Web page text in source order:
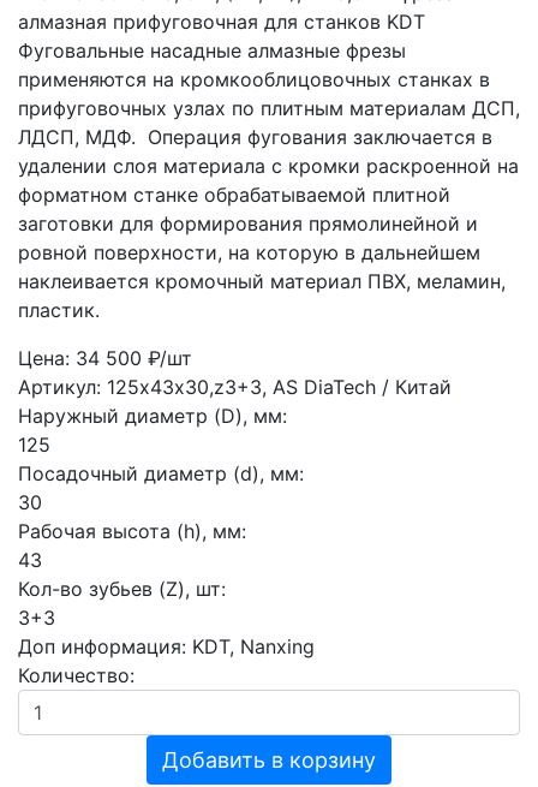
алмазная прифуговочная для станков KDT
Фуговальные насадные алмазные фрезы
применяются на кромкооб­лицовочных станках в
прифуговочных узлах по плитным материалам ДСП,
ЛДСП, МДФ. Операция фугования заключается в
удалении слоя материала с кромки раскроенной на
форматном станке обрабатываемой плитной
заготовки для формирования прямолинейной и
ровной поверхности, на которую в дальнейшем
наклеивается кромочный материал ПВХ, меламин,
пластик.
Цена: 34 500 ₽/шт
Артикул: 125х43х30,z3+3, AS DiaTech / Китай
Наружный диаметр (D), мм:
125
Посадочный диаметр (d), мм:
30
Рабочая высота (h), мм:
43
Кол-во зубьев (Z), шт:
3+3
Доп информация: KDT, Nanxing
Количество:
Добавить в корзину